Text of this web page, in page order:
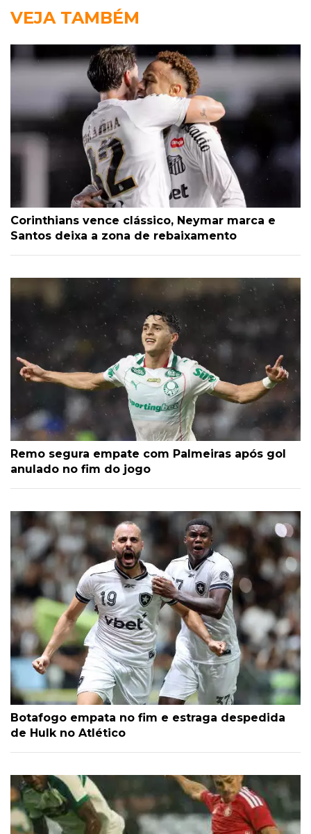
VEJA TAMBÉM
Corinthians vence clássico, Neymar marca e
Santos deixa a zona de rebaixamento
Remo segura empate com Palmeiras após gol
anulado no fim do jogo
Botafogo empata no fim e estraga despedida
de Hulk no Atlético